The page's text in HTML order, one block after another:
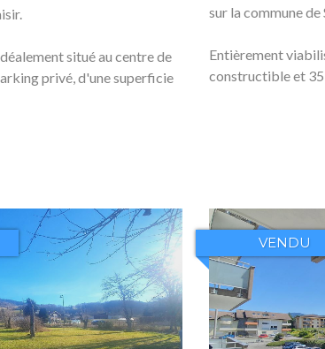
situé au centre de
privé, d'une superficie
sur la commune de
Entièrement
constructible et
VENDU